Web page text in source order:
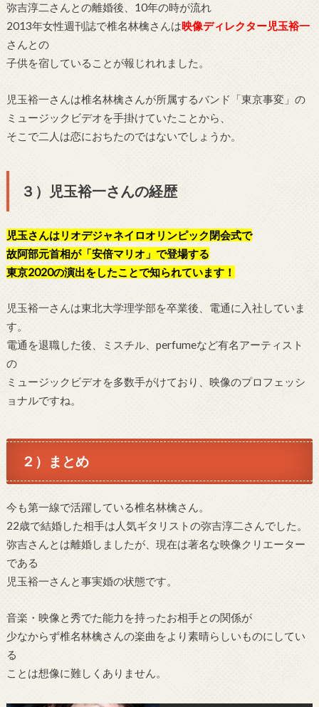
弥吉淳二さんとの離婚後、10年の時が流れ
2013年女性週刊誌で椎名林檎さんは映像ディレクター児玉裕一
さんとの
子供を宿していることが報じれれました。
児玉裕一さんは椎名林檎さんが所属するバンド「東京事変」の
ミュージックビデオを手掛けていたことから、
そこで二人は恋におちたのではないでしょうか。
３）児玉裕一さんの経歴
児玉さんはリオデジャネイロオリンピック閉会式で
故阿部元首相が「安倍マリオ」で登場する
東京2020の演出をしたことで知られています！
児玉裕一さんは東北大学理学部を卒業後、電通に入社していま
す。
電通を退職した後、ミスチル、perfumeなど有名アーティスト
の
ミュージックビデオを多数手がけており、映像のプロフェッシ
ョナルですね。
２）まとめ
今も第一線で活躍している椎名林檎さん。
22歳で結婚した相手は人気ギタリストの弥吉淳二さんでした。
弥吉さんとは離婚しましたが、現在は著名な映像クリエーター
である
児玉裕一さんと事実婚の状態です。
音楽・映像と秀でた能力を持ったお相手との関係が
少なからず椎名林檎さんの楽曲をより素晴らしいものにしてい
る
ことは想像に難しくありません。